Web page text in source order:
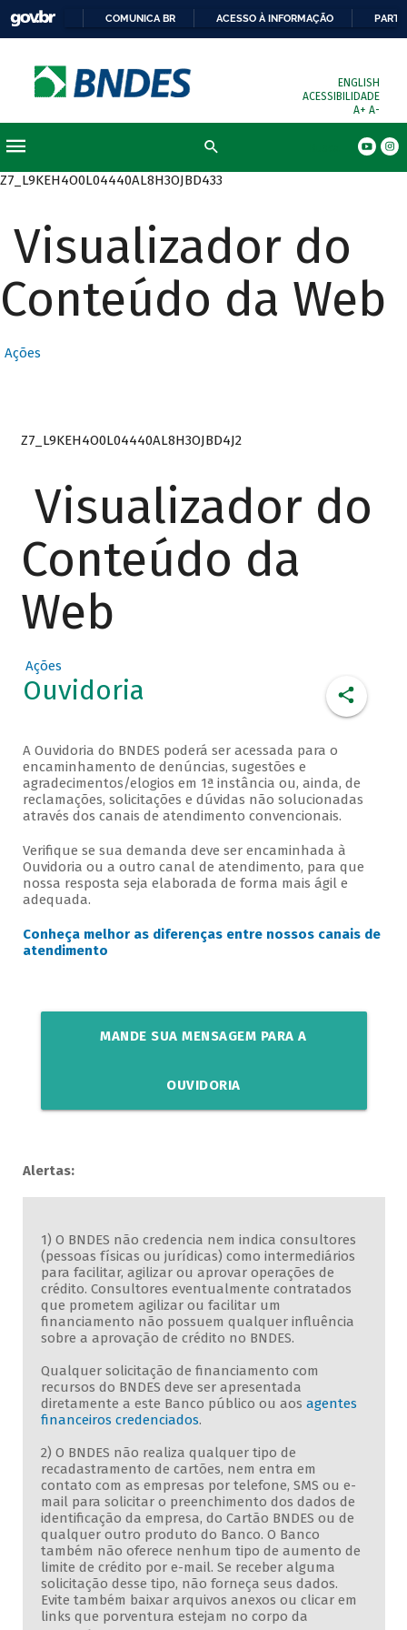
COMUNICA BR ACESSO À INFORMAÇÃO
ENGLISH
ACESSIBILIDADE
A+ A-
Z7_L9KEH4O0L04440AL8H3OJBD433
Visualizador do
Conteúdo da Web
Ações
Z7_L9KEH4O0L04440AL8H3OJBD4J2
Visualizador do
Conteúdo da
Web
Ações
Ouvidoria
A Ouvidoria do BNDES poderá ser acessada para o
encaminhamento de denúncias, sugestões e
agradecimentos/elogios em 1ª instância ou, ainda, de
reclamações, solicitações e dúvidas não solucionadas
através dos canais de atendimento convencionais.
Verifique se sua demanda deve ser encaminhada à
Ouvidoria ou a outro canal de atendimento, para que
nossa resposta seja elaborada de forma mais ágil e
adequada.
Conheça melhor as diferenças entre nossos canais de
atendimento
MANDE SUA MENSAGEM PARA A
OUVIDORIA
Alertas:
1) O BNDES não credencia nem indica consultores
(pessoas físicas ou jurídicas) como intermediários
para facilitar, agilizar ou aprovar operações de
crédito. Consultores eventualmente contratados
que prometem agilizar ou facilitar um
financiamento não possuem qualquer influência
sobre a aprovação de crédito no BNDES.
Qualquer solicitação de financiamento com
recursos do BNDES deve ser apresentada
diretamente a este Banco público ou aos agentes
financeiros credenciados.
2) O BNDES não realiza qualquer tipo de
recadastramento de cartões, nem entra em
contato com as empresas por telefone, SMS ou e-
mail para solicitar o preenchimento dos dados de
identificação da empresa, do Cartão BNDES ou de
qualquer outro produto do Banco. O Banco
também não oferece nenhum tipo de aumento de
limite de crédito por e-mail. Se receber alguma
solicitação desse tipo, não forneça seus dados.
Evite também baixar arquivos anexos ou clicar em
links que porventura estejam no corpo da